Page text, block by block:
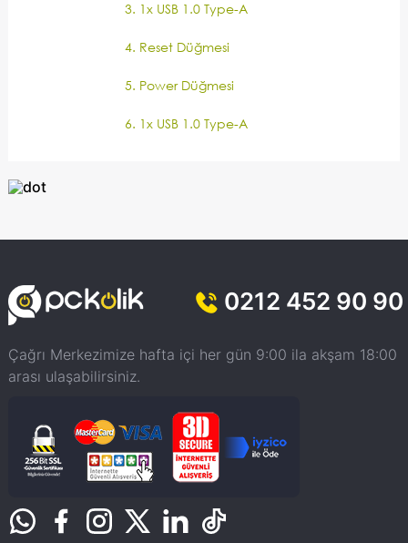
1x USB 1.0 Type-A
Reset Düğmesi
Power Düğmesi
1x USB 1.0 Type-A
0212 452 90 90
Çağrı Merkezimize hafta içi her gün 9:00 ila akşam 18:00
arası ulaşabilirsiniz.